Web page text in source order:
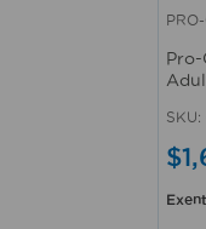
SKU:
$1,